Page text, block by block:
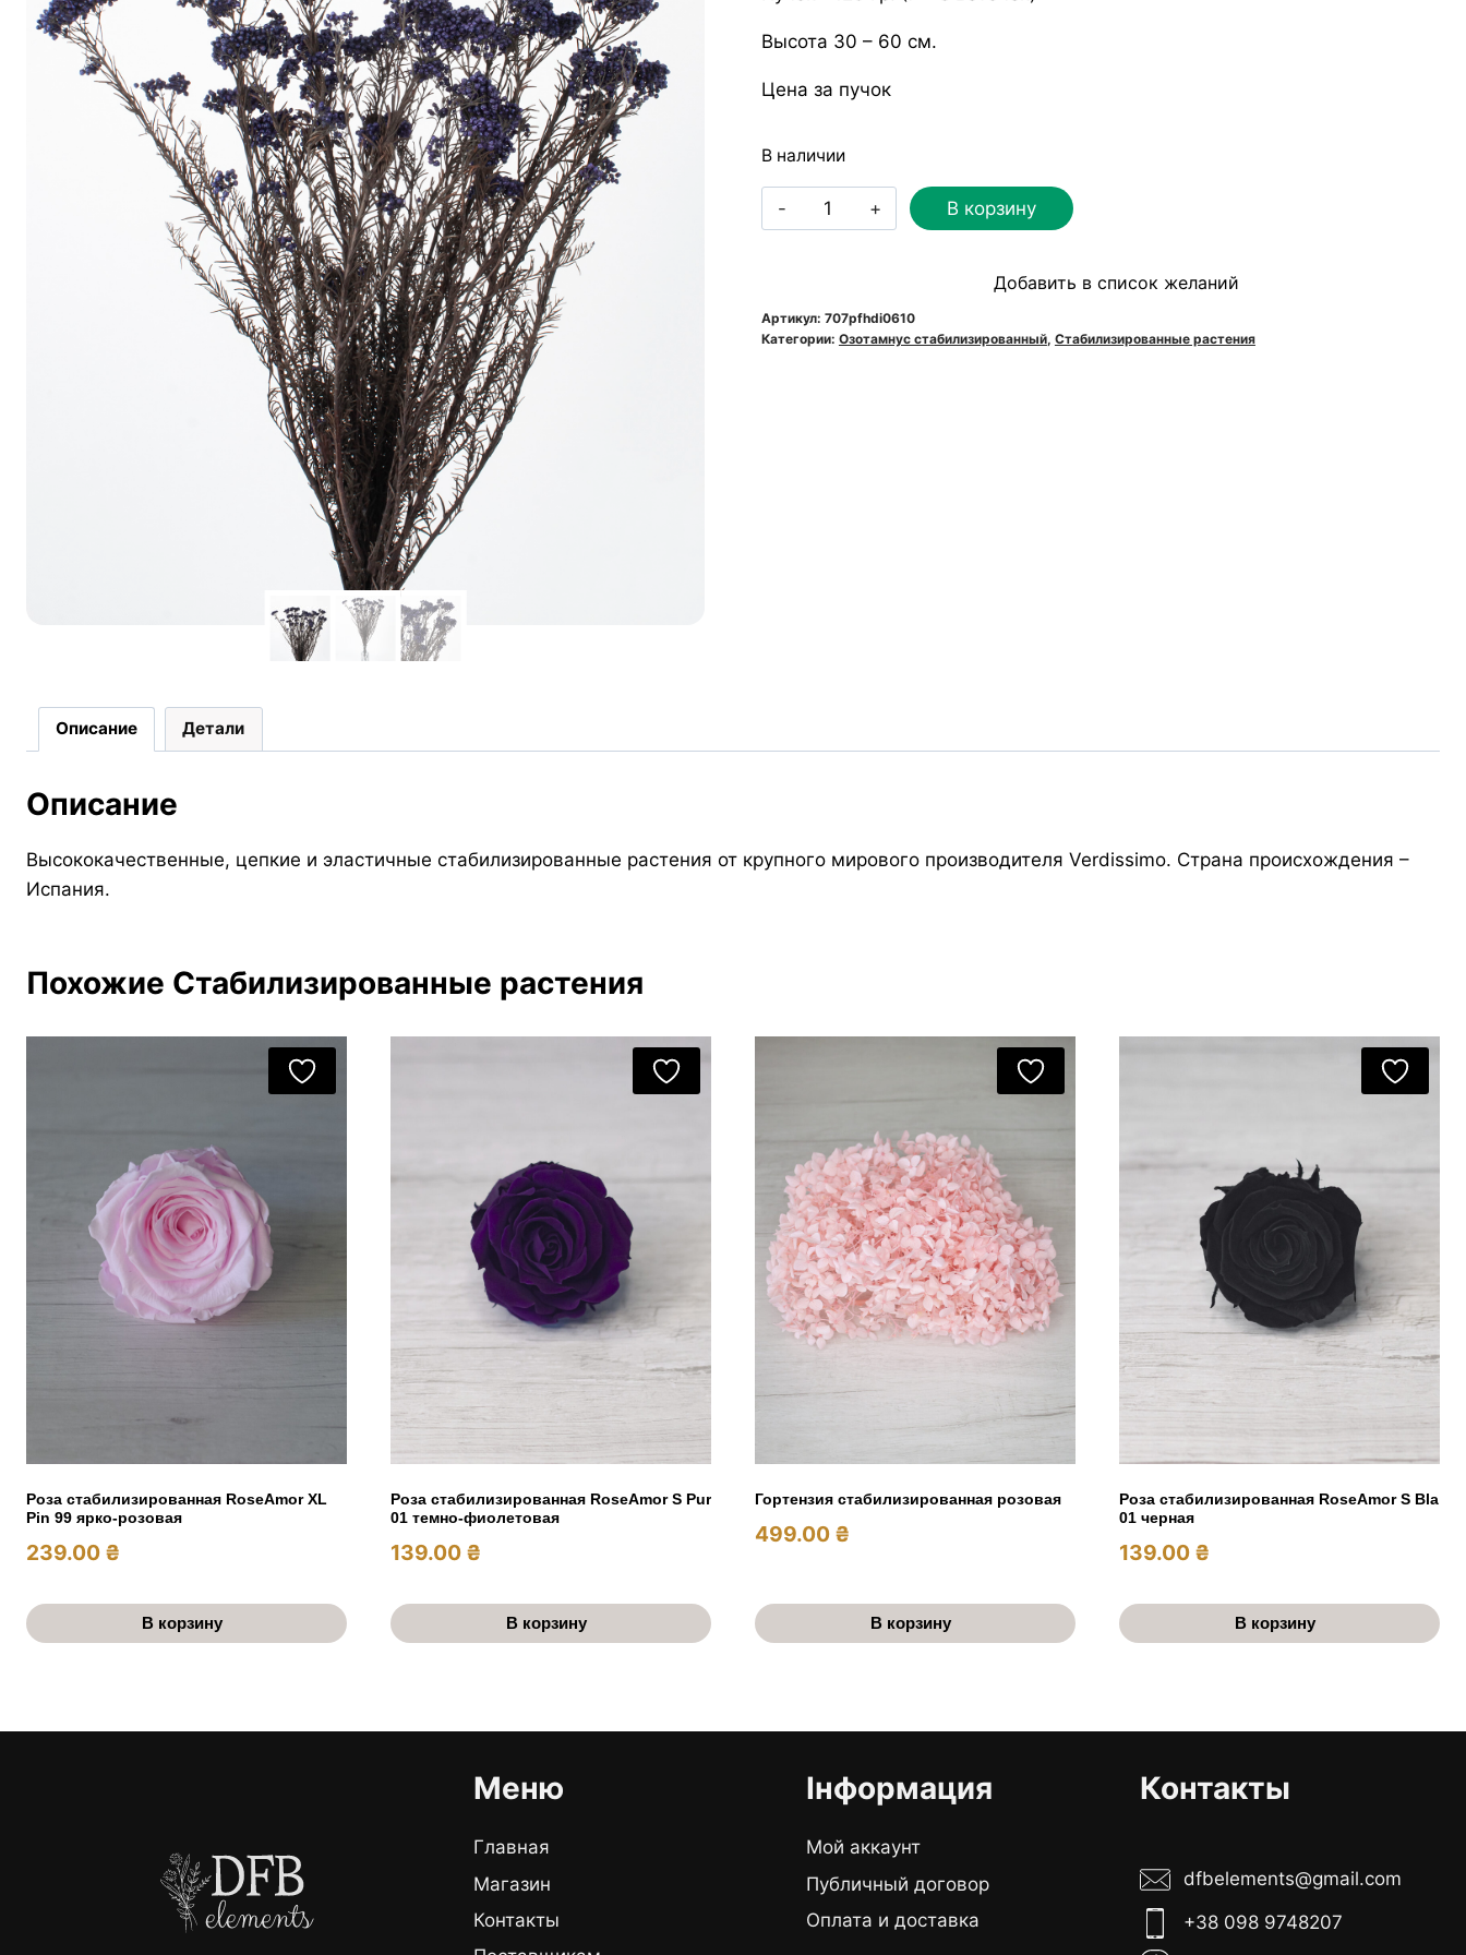
Высота 30 – 60 см.
Цена за пучок
В наличии
Количество
товара
Verdissimo
HDI/0610
В корзину
Добавить в список желаний
Артикул: 707pfhdi0610
Категории: Озотамнус cтабилизированный, Стабилизированные растения
Описание Детали
Описание
Высококачественные, цепкие и эластичные стабилизированные растения от крупного мирового производителя Verdissimo. Страна происхождения –
Испания.
Похожие Стабилизированные растения
Роза стабилизированная RoseAmor XL
Pin 99 ярко-розовая
239.00 ₴
В корзину
Роза стабилизированная RoseAmor S Pur
01 темно-фиолетовая
139.00 ₴
В корзину
Гортензия стабилизированная розовая
499.00 ₴
В корзину
Роза стабилизированная RoseAmor S Bla
01 черная
139.00 ₴
В корзину
Меню
Главная
Магазин
Контакты
Інформация
Мой аккаунт
Публичный договор
Оплата и доставка
Контакты
dfbelements@gmail.com
+38 098 9748207